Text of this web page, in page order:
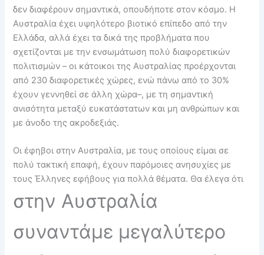
δεν διαφέρουν σημαντικά, οπουδήποτε στον κόσμο. H
Αυστραλία έχει υψηλότερο βιοτικό επίπεδο από την
Ελλάδα, αλλά έχει τα δικά της προβλήματα που
σχετίζονται με την ενσωμάτωση πολύ διαφορετικών
πολιτισμών – οι κάτοικοι της Αυστραλίας προέρχονται
από 230 διαφορετικές χώρες, ενώ πάνω από το 30%
έχουν γεννηθεί σε άλλη χώρα–, με τη σημαντική
ανισότητα μεταξύ ευκατάστατων και μη ανθρώπων και
με άνοδο της ακροδεξιάς.
Οι έφηβοι στην Αυστραλία, με τους οποίους είμαι σε
πολύ τακτική επαφή, έχουν παρόμοιες ανησυχίες με
τους Έλληνες εφήβους για πολλά θέματα. Θα έλεγα ότι
στην Αυστραλία
συναντάμε μεγαλύτερο